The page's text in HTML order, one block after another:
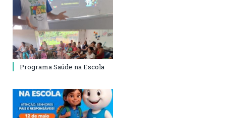
Programa Saúde na Escola